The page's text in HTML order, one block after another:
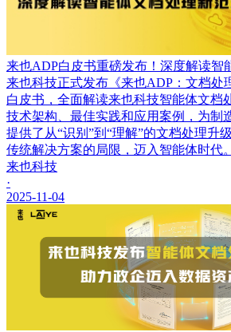
来也ADP白皮书重磅发布！深度解读智
来也科技正式发布《来也ADP：文档处
白皮书，全面解读来也科技智能体文档
技术架构、最佳实践和应用案例，为制
提供了从“识别”到“理解”的文档处理升
传统解决方案的局限，迈入智能体时代。
来也科技
·
2025-11-04